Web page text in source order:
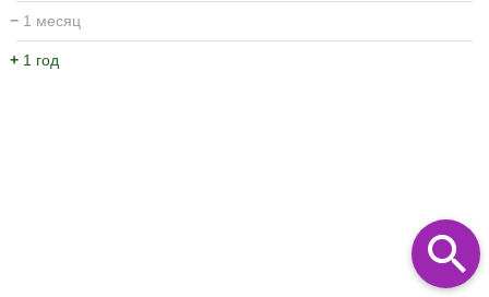
− 1 месяц
+ 1 год